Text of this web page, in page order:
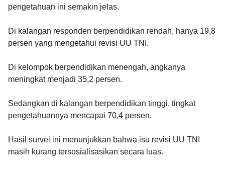
pengetahuan ini semakin jelas.
Di kalangan responden berpendidikan rendah, hanya 19,8
persen yang mengetahui revisi UU TNI.
Di kelompok berpendidikan menengah, angkanya
meningkat menjadi 35,2 persen.
Sedangkan di kalangan berpendidikan tinggi, tingkat
pengetahuannya mencapai 70,4 persen.
Hasil survei ini menunjukkan bahwa isu revisi UU TNI
masih kurang tersosialisasikan secara luas.